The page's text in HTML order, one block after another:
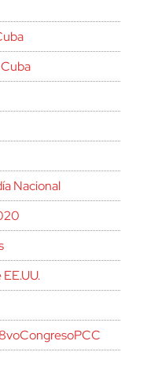
Nacional